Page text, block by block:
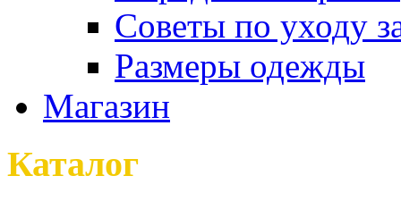
Советы по уходу
Размеры одежды
Магазин
Каталог